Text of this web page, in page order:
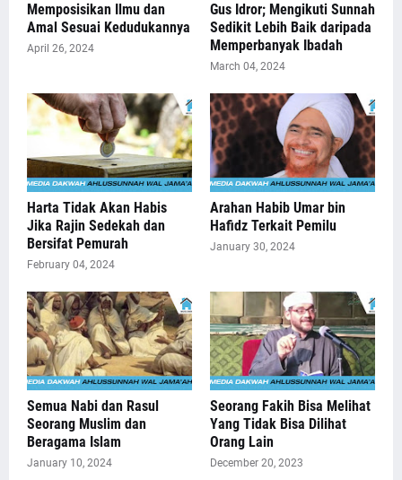
Memposisikan Ilmu dan
Amal Sesuai Kedudukannya
April 26, 2024
Gus Idror; Mengikuti Sunnah
Sedikit Lebih Baik daripada
Memperbanyak Ibadah
March 04, 2024
Harta Tidak Akan Habis
Jika Rajin Sedekah dan
Bersifat Pemurah
February 04, 2024
Arahan Habib Umar bin
Hafidz Terkait Pemilu
January 30, 2024
Semua Nabi dan Rasul
Seorang Muslim dan
Beragama Islam
January 10, 2024
Seorang Fakih Bisa Melihat
Yang Tidak Bisa Dilihat
Orang Lain
December 20, 2023